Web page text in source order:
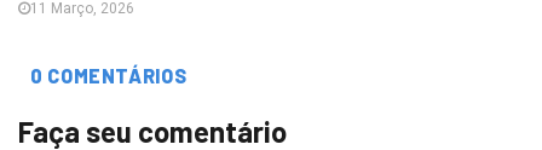
11 Março, 2026
0 COMENTÁRIOS
Faça seu comentário